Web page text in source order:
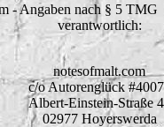
- Angaben nach § 5
verantwortlich:
notesofmalt.com
c/o Autorenglück
Albert-Einstein-Straße
02977 Hoyerswerda